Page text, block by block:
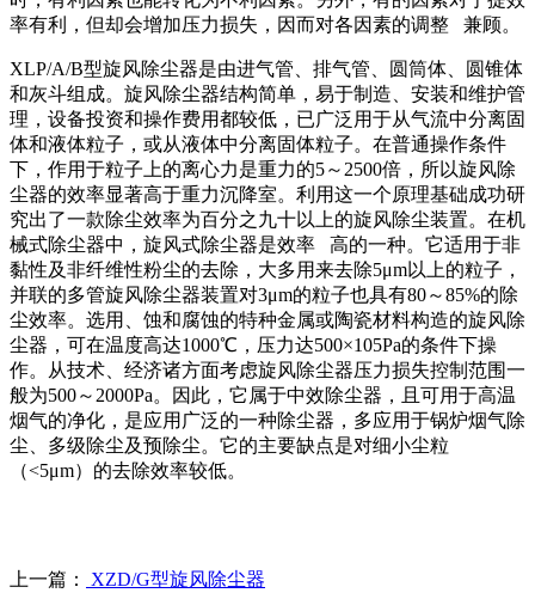
率有利，但却会增加压力损失，因而对各因素的调整 兼顾。
XLP/A/B型旋风除尘器是由进气管、排气管、圆筒体、圆锥体
和灰斗组成。旋风除尘器结构简单，易于制造、安装和维护管
理，设备投资和操作费用都较低，已广泛用于从气流中分离固
体和液体粒子，或从液体中分离固体粒子。在普通操作条件
下，作用于粒子上的离心力是重力的5～2500倍，所以旋风除
尘器的效率显著高于重力沉降室。利用这一个原理基础成功研
究出了一款除尘效率为百分之九十以上的旋风除尘装置。在机
械式除尘器中，旋风式除尘器是效率 高的一种。它适用于非
黏性及非纤维性粉尘的去除，大多用来去除5μm以上的粒子，
并联的多管旋风除尘器装置对3μm的粒子也具有80～85%的除
尘效率。选用、蚀和腐蚀的特种金属或陶瓷材料构造的旋风除
尘器，可在温度高达1000℃，压力达500×105Pa的条件下操
作。从技术、经济诸方面考虑旋风除尘器压力损失控制范围一
般为500～2000Pa。因此，它属于中效除尘器，且可用于高温
烟气的净化，是应用广泛的一种除尘器，多应用于锅炉烟气除
尘、多级除尘及预除尘。它的主要缺点是对细小尘粒
（<5μm）的去除效率较低。
上一篇：
XZD/G型旋风除尘器